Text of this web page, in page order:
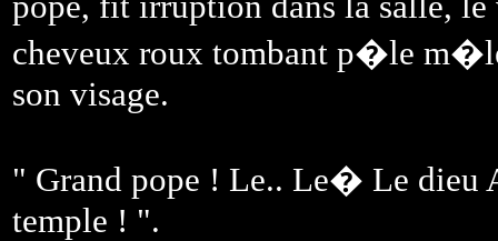
cheveux roux tombant p�le
son visage.
" Grand pope ! Le.. Le� Le dieu
temple ! ".